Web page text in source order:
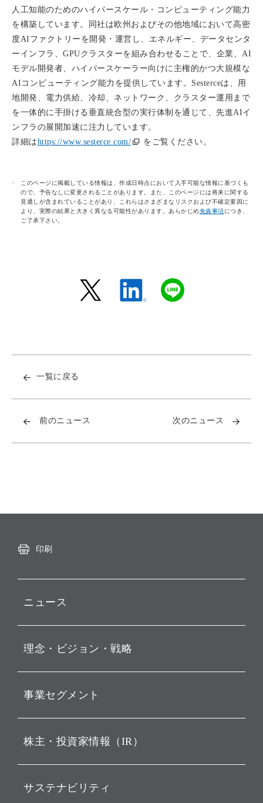
人工知能のためのハイパースケール・コンピューティング能力
を構築しています。同社は欧州およびその他地域において高密
度AIファクトリーを開発・運営し、エネルギー、データセンタ
ーインフラ、GPUクラスターを組み合わせることで、企業、AI
モデル開発者、ハイパースケーラー向けに主権的かつ大規模な
AIコンピューティング能力を提供しています。Sesterceは、用
地開発、電力供給、冷却、ネットワーク、クラスター運用まで
を一体的に手掛ける垂直統合型の実行体制を通じて、先進AIイ
ンフラの展開加速に注力しています。
詳細はhttps://www.sesterce.com/ をご覧ください。
このページに掲載している情報は、作成日時点において入手可能な情報に基づくも
ので、予告なしに変更されることがあります。また、このページには将来に関する
見通しが含まれていることがあり、これらはさまざまなリスクおよび不確定要因に
より、実際の結果と大きく異なる可能性があります。あらかじめ免責事項につき、
ご了承下さい。
一覧に戻る
前のニュース 次のニュース
印刷
ニュース
お知らせ
動画配信
理念・ビジョン・戦略
経営理念
ビジョン
戦略
バリュー
ソフトバンクグループの歩
事業セグメント
ソフトバンク・ビジョン・
株主・投資家情報（IR）
IRカレンダー
サステナビリティ